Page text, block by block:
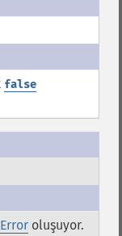
false
oluşuyor.